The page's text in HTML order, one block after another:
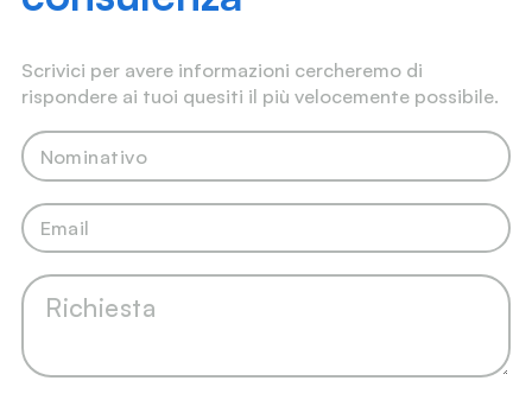
Scrivici per avere informazioni cercheremo di
rispondere ai tuoi quesiti il più velocemente possibile.